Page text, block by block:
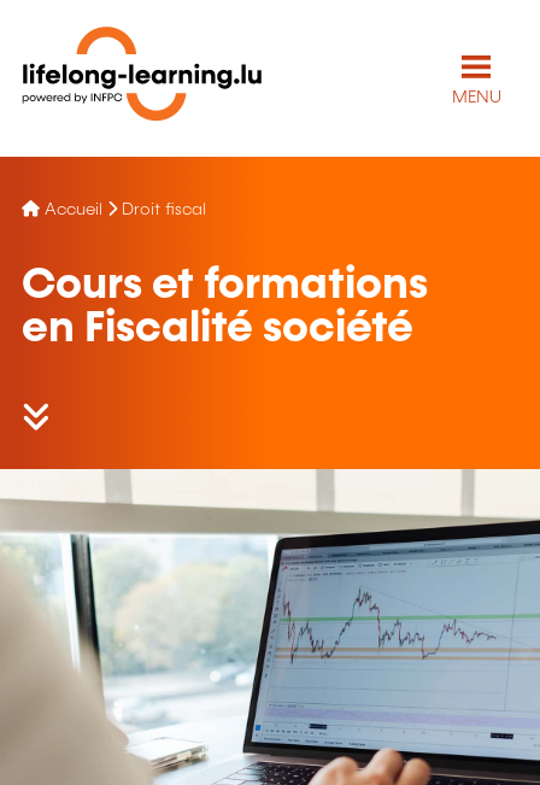
MENU
Accueil Droit fiscal
Cours et formations
en Fiscalité société